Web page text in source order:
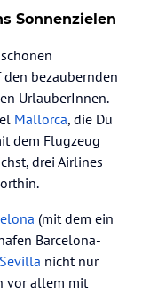
Sonnenzielen
bezaubernden
UrlauberInnen.
Mallorca, die Du
dem Flugzeug
drei Airlines
(mit dem ein
Barcelona-
Sevilla nicht nur
vor allem mit